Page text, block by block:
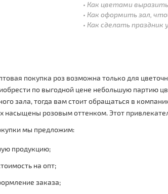
Как цветами
Как оформить зал,
Как сделать
покупка роз возможна только для
по выгодной цене небольшую партию
зала, тогда вам стоит обращаться в
насыщены розовым оттенком. Этот
мы предложим:
продукцию;
на опт;
заказа;